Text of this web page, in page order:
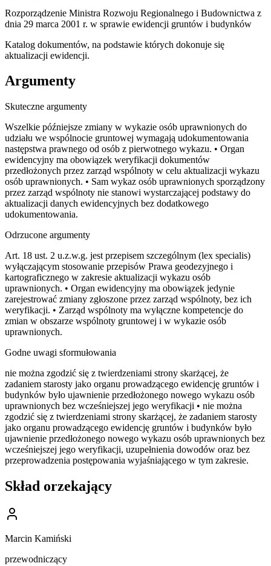
Rozporządzenie Ministra Rozwoju Regionalnego i Budownictwa z
dnia 29 marca 2001 r. w sprawie ewidencji gruntów i budynków
Katalog dokumentów, na podstawie których dokonuje się
aktualizacji ewidencji.
Argumenty
Skuteczne argumenty
Wszelkie późniejsze zmiany w wykazie osób uprawnionych do
udziału we wspólnocie gruntowej wymagają udokumentowania
następstwa prawnego od osób z pierwotnego wykazu. • Organ
ewidencyjny ma obowiązek weryfikacji dokumentów
przedłożonych przez zarząd wspólnoty w celu aktualizacji wykazu
osób uprawnionych. • Sam wykaz osób uprawnionych sporządzony
przez zarząd wspólnoty nie stanowi wystarczającej podstawy do
aktualizacji danych ewidencyjnych bez dodatkowego
udokumentowania.
Odrzucone argumenty
Art. 18 ust. 2 u.z.w.g. jest przepisem szczególnym (lex specialis)
wyłączającym stosowanie przepisów Prawa geodezyjnego i
kartograficznego w zakresie aktualizacji wykazu osób
uprawnionych. • Organ ewidencyjny ma obowiązek jedynie
zarejestrować zmiany zgłoszone przez zarząd wspólnoty, bez ich
weryfikacji. • Zarząd wspólnoty ma wyłączne kompetencje do
zmian w obszarze wspólnoty gruntowej i w wykazie osób
uprawnionych.
Godne uwagi sformułowania
nie można zgodzić się z twierdzeniami strony skarżącej, że
zadaniem starosty jako organu prowadzącego ewidencję gruntów i
budynków było ujawnienie przedłożonego nowego wykazu osób
uprawnionych bez wcześniejszej jego weryfikacji • nie można
zgodzić się z twierdzeniami strony skarżącej, że zadaniem starosty
jako organu prowadzącego ewidencję gruntów i budynków było
ujawnienie przedłożonego nowego wykazu osób uprawnionych bez
wcześniejszej jego weryfikacji, uzupełnienia dowodów oraz bez
przeprowadzenia postępowania wyjaśniającego w tym zakresie.
Skład orzekający
Marcin Kamiński
przewodniczący